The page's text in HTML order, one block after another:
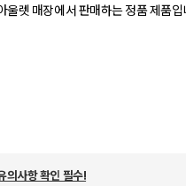
울렛 매장에서 판매하는 정품 제품입
의사항 확인 필수!